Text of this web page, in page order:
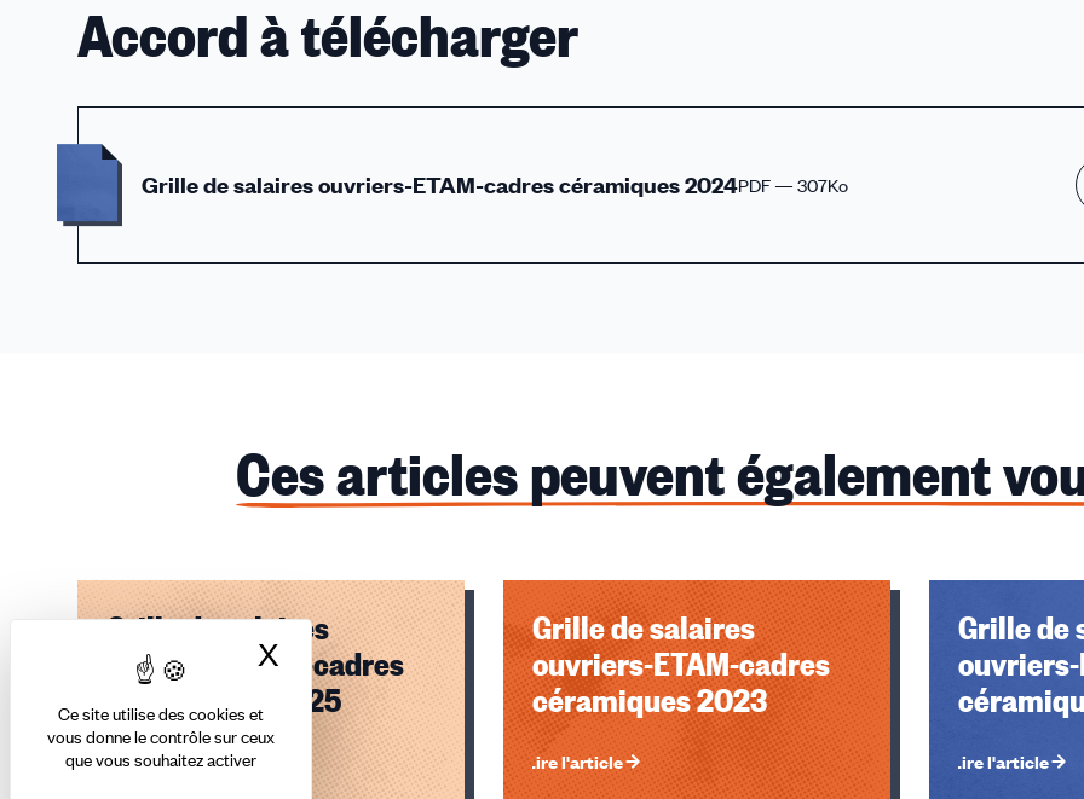
Ce site utilise des cookies et
vous donne le contrôle sur ceux
que vous souhaitez activer
X Masquer le bandeau des cookies
Accord à télécharger
Grille de salaires ouvriers-ETAM-cadres céramiques 2024PDF — 307Ko
Ces articles peuvent également
Grille de salaires
ouvriers-ETAM-cadres
céramiques 2025
Lire l'article
Grille de salaires
ouvriers-ETAM-cadres
céramiques 2023
Lire l'article
Grille de
ouvriers-
Lire l'article